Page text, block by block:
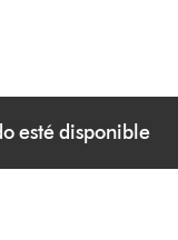
esté disponible